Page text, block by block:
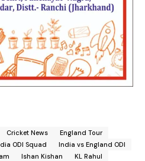
Cricket News
England Tour
ODI Squad
India vs England ODI
Ishan Kishan
KL Rahul